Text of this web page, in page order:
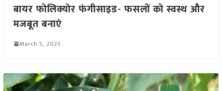
बायर फोलिक्योर फंगीसाइड- फसलों को स्वस्थ और
मजबूत बनाएं
March 5, 2025